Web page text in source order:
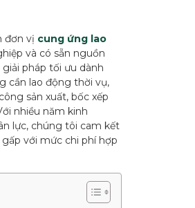
đơn vị cung ứng lao
và có sẵn nguồn
pháp tối ưu dành
cần lao động thời vụ,
sản xuất, bốc xếp
nhiều năm kinh
lực, chúng tôi cam kết
với mức chi phí hợp